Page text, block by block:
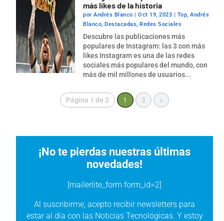
más likes de la historia
porAndrés Blanco |Oct 19, 2023 | Top,Andrés
Blanco,Destacadas,Redes Sociales
Descubre las publicaciones más
populares de Instagram: las 3 con más
likes Instagram es una de las redes
sociales más populares del mundo, con
más de mil millones de usuarios...
Página 1 de 2 1 2 »
¡No te pierdas nuestras últimas
novedades!
[mailerlite_form form_id=2]
Al suscribirme, acepto recibir newsletters para
estar al día con las Noticias Tecnológicas. Y estoy